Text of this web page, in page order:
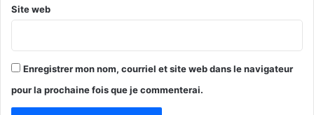
Site web
Enregistrer mon nom, courriel et site web dans le navigateur
pour la prochaine fois que je commenterai.